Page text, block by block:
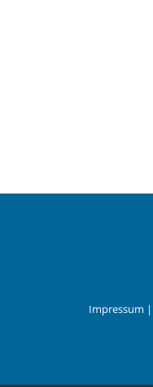
Impressum |